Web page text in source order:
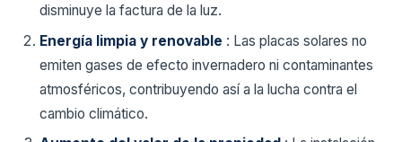
disminuye la factura de la luz.
Energía limpia y renovable : Las placas solares no
emiten gases de efecto invernadero ni contaminantes
atmosféricos, contribuyendo así a la lucha contra el
cambio climático.